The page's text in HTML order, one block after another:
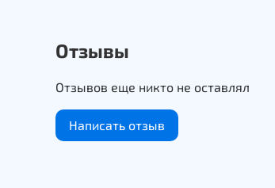
Отзывы
Отзывов еще никто не оставлял
Написать отзыв